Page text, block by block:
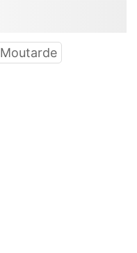
Moutarde